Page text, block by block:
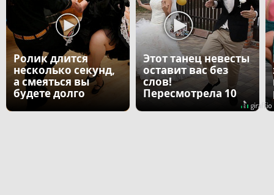
Ролик длится
несколько секунд,
а смеяться вы
будете долго
Этот танец невесты
оставит вас без
слов!
Пересмотрела 10